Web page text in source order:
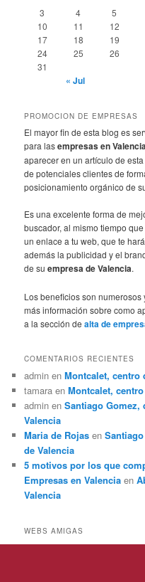
3
4 5
10
11 12
17
18 19
24
25 26
31
« Jul
PROMOCION DE EMPRESAS
El mayor fin de esta blog es
para lasempresas en
aparecer en un artículo de
de potenciales clientes de
posicionamiento orgánico de
Es una excelente forma de
buscador, al mismo tiempo
un enlace a tu web, que te
además la publicidad y el
de suempresa de Valencia.
Los beneficios son
más información sobre como
a la sección dealta de
COMENTARIOS RECIENTES
admin enMontcalet, centro
tamara enMontcalet,
admin enSantiago Gomez,
Valencia
Maria de Rojas en
de Valencia
5 motivos por los que
Empresas en Valencia en
Valencia
WEBS AMIGAS